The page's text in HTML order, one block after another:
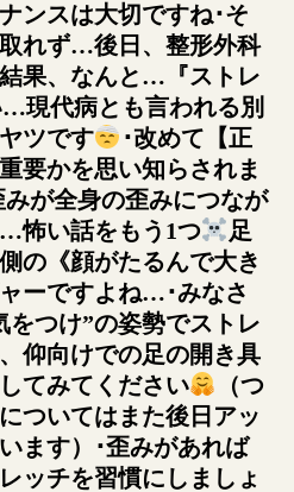
ンスは大切ですね･そ
れず…後日、整形外科
果、なんと…『ストレ
現代病とも言われる別
ツです
･改めて【正
要かを思い知らされま
が全身の歪みにつなが
怖い話をもう1つ
足
の《顔がたるんで大き
ーですよね…･みなさ
をつけ”の姿勢でストレ
仰向けでの足の開き具
てみてください
（つ
ついてはまた後日アッ
ます）･歪みがあれば
ッチを習慣にしましょ